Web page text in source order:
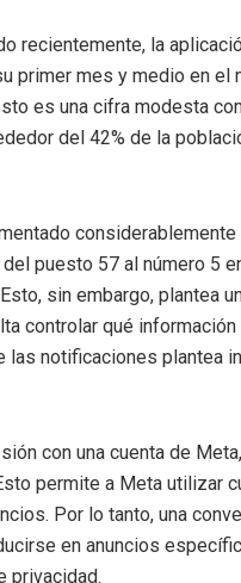
recientemente, la
primer mes y medio en el
es una cifra modesta
del 42% de la
considerablemente
puesto 57 al número 5
sin embargo, plantea
controlar qué
las notificaciones plantea
con una cuenta de
permite a Meta utilizar
Por lo tanto, una
en anuncios
privacidad.